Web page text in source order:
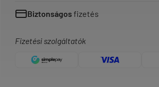
Biztonságosfizetés
Fizetési szolgáltatók